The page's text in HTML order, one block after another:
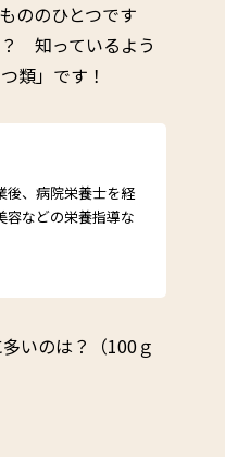
ののひとつです
知っているよう
類」です！
後、病院栄養士を経
容などの栄養指導な
いのは？（100ｇ